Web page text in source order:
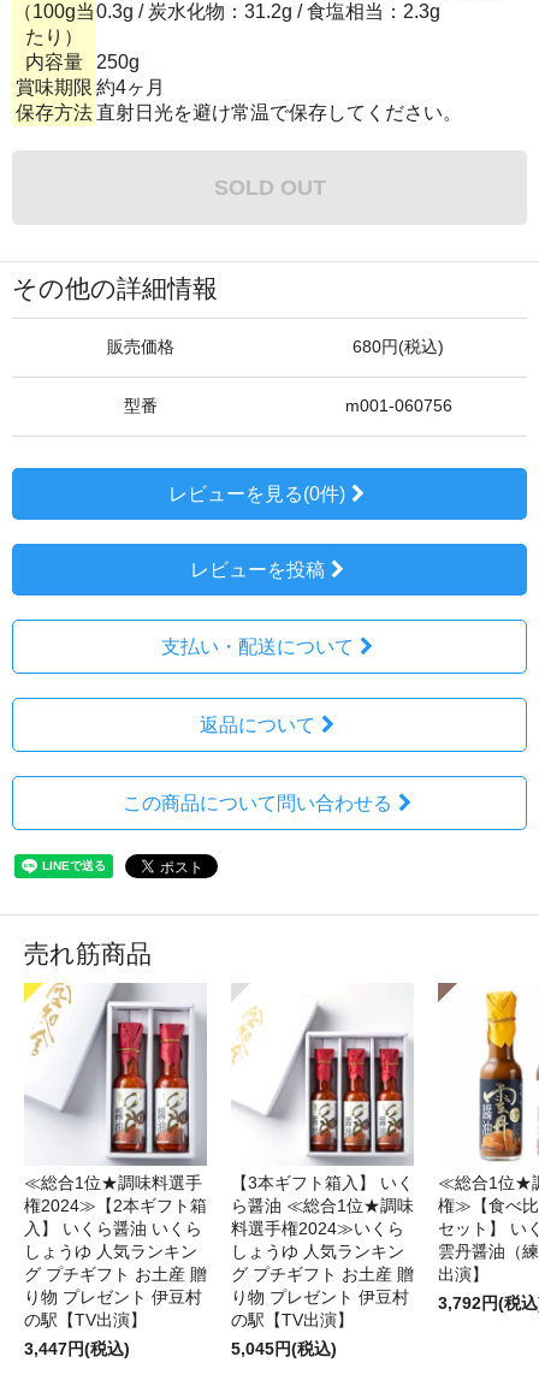
（100g当
たり）
0.3g / 炭水化物：31.2g / 食塩相当：2.3g
内容量
250g
賞味期限 約4ヶ月
保存方法直射日光を避け常温で保存してください。
SOLD OUT
その他の詳細情報
販売価格 680円(税込)
型番 m001-060756
レビューを見る(0件)
レビューを投稿
支払い・配送について
返品について
この商品について問い合わせる
売れ筋商品
≪総合1位★調味料選手
権2024≫【2本ギフト箱
入】 いくら醤油 いくら
しょうゆ 人気ランキン
グ プチギフト お土産 贈
り物 プレゼント 伊豆村
の駅【TV出演】
3,447円(税込)
【3本ギフト箱入】 いく
ら醤油 ≪総合1位★調味
料選手権2024≫いくら
しょうゆ 人気ランキン
グ プチギフト お土産 贈
り物 プレゼント 伊豆村
の駅【TV出演】
5,045円(税込)
≪総合1位★
権≫【食べ
セット】 い
雲丹醤油（
出演】
3,792円(税